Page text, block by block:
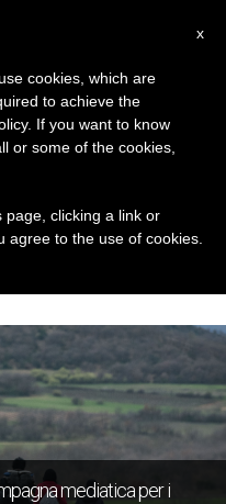
‘Servizio
Umano
mediatica per i
x
cookies, which are
to achieve the
If you want to know
or some of the cookies,
page, clicking a link or
agree to the use of cookies.